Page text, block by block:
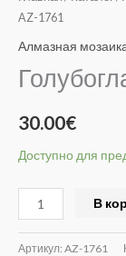
AZ-1761
Алмазная
30.00€
Доступно для
Кот
AZ-
В
Артикул: AZ-1761